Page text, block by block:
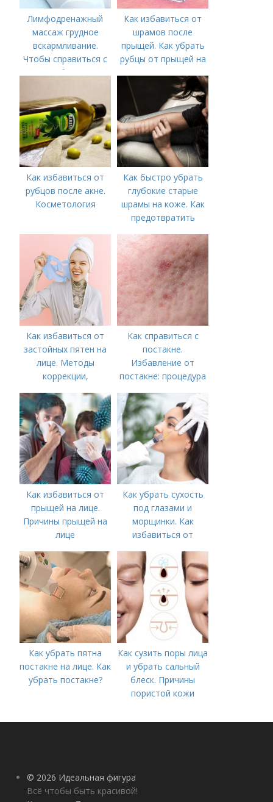
Лимфодренажный
массаж грудное
вскармливание.
Чтобы справиться с
нагрубанием,
предпринять
следующие действия:
Как избавиться от
шрамов после
прыщей. Как убрать
рубцы от прыщей на
Как избавиться от
рубцов после акне.
Косметология
Как быстро убрать
глубокие старые
шрамы на коже. Как
предотвратить
Как избавиться от
застойных пятен на
лице. Методы
коррекции,
акне и удаления
рубцов и шрамов
постакне
Как справиться с
постакне.
Избавление от
постакне: процедура
Как избавиться от
прыщей на лице.
Причины прыщей на
лице
Как убрать сухость
под глазами и
морщинки. Как
избавиться от
косметологические
процедуры
Как убрать пятна
постакне на лице. Как
убрать постакне?
Как сузить поры лица
и убрать сальный
блеск. Причины
пористой кожи
© 2026 Идеальная фигура
Всё чтобы быть красивой!